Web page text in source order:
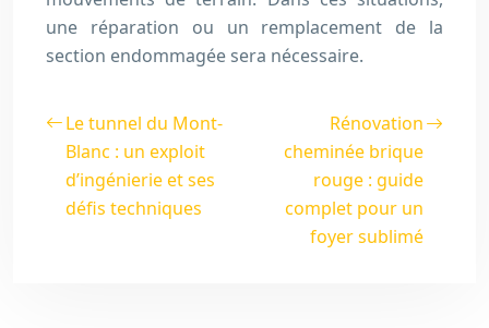
une réparation ou un remplacement de la
section endommagée sera nécessaire.
Le tunnel du Mont-
Blanc : un exploit
d’ingénierie et ses
défis techniques
Rénovation
cheminée brique
rouge : guide
complet pour un
foyer sublimé